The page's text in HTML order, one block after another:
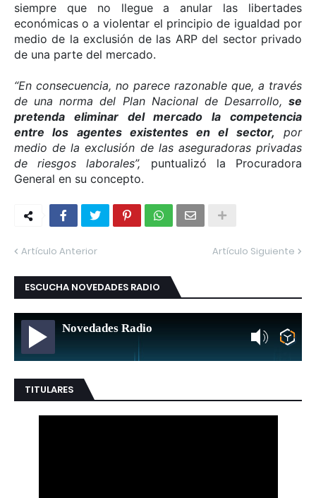
siempre que no llegue a anular las libertades
económicas o a violentar el principio de igualdad por
medio de la exclusión de las ARP del sector privado
de una parte del mercado.
“En consecuencia, no parece razonable que, a través
de una norma del Plan Nacional de Desarrollo, se
pretenda eliminar del mercado la competencia
entre los agentes existentes en el sector, por
medio de la exclusión de las aseguradoras privadas
de riesgos laborales”, puntualizó la Procuradora
General en su concepto.
Artículo Anterior Artículo Siguiente
ESCUCHA NOVEDADES RADIO
Novedades Radio
TITULARES